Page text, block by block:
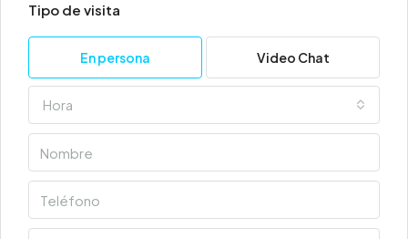
Tipo de visita
En persona Video Chat
Hora